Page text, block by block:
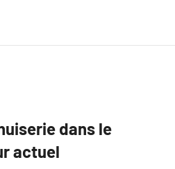
dans le
actuel